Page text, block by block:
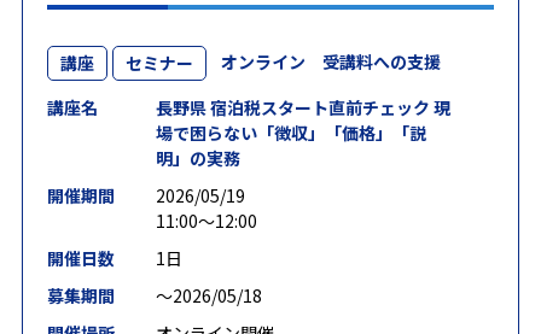
講座 セミナー
オンライン 受講料への支援
講座名
長野県 宿泊税スタート直前チェック 現
場で困らない「徴収」「価格」「説
明」の実務
開催期間
2026/05/19
11:00～12:00
開催日数
1日
募集期間
〜2026/05/18